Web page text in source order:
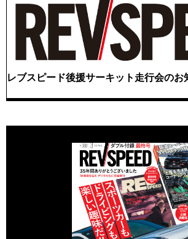
レブスピード後援サーキット走行会のお